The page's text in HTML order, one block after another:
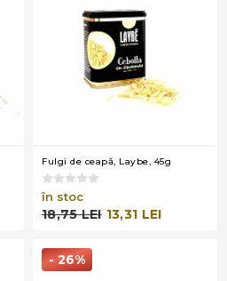
Fulgi de ceapă, Laybe, 45g
în stoc
18,75 LEI 13,31 LEI
- 26%